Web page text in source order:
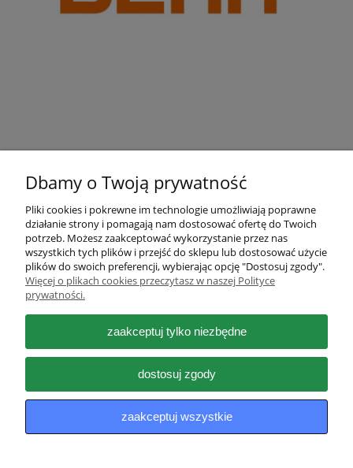
Pomoc
Moje konto
Płatności i dostawa
Informacje
O nas
Dbamy o Twoją prywatność
Pliki cookies i pokrewne im technologie umożliwiają poprawne
działanie strony i pomagają nam dostosować ofertę do Twoich
potrzeb. Możesz zaakceptować wykorzystanie przez nas
wszystkich tych plików i przejść do sklepu lub dostosować użycie
plików do swoich preferencji, wybierając opcję "Dostosuj zgody".
Więcej o plikach cookies przeczytasz w naszej Polityce
prywatności.
zaakceptuj tylko niezbędne
dostosuj zgody
zaakceptuj wszystkie